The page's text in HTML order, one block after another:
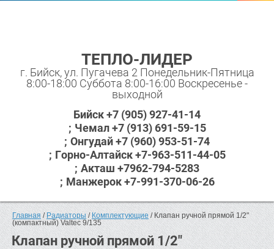
ТЕПЛО-ЛИДЕР
г. Бийск, ул. Пугачева 2 Понедельник-Пятница
8:00-18:00 Суббота 8:00-16:00 Воскресенье -
выходной
Бийск +7 (905) 927-41-14
Чемал +7 (913) 691-59-15
Онгудай +7 (960) 953-51-74
Горно-Алтайск +7-963-511-44-05
Акташ +7962-794-5283
Манжерок +7-991-370-06-26
Главная / Радиаторы / Комплектующие / Клапан ручной прямой 1/2"
(компактный) Valtec 9/135
Клапан ручной прямой 1/2"